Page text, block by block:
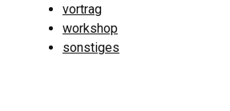
vortrag
workshop
sonstiges